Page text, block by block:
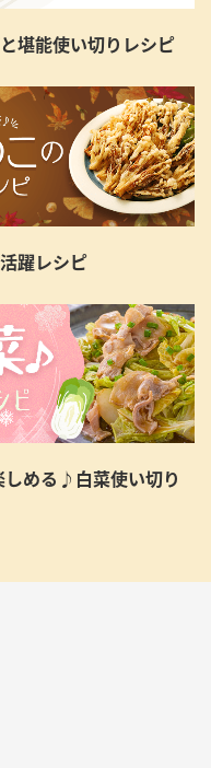
堪能使い切りレシピ
躍レシピ
しめる♪白菜使い切り